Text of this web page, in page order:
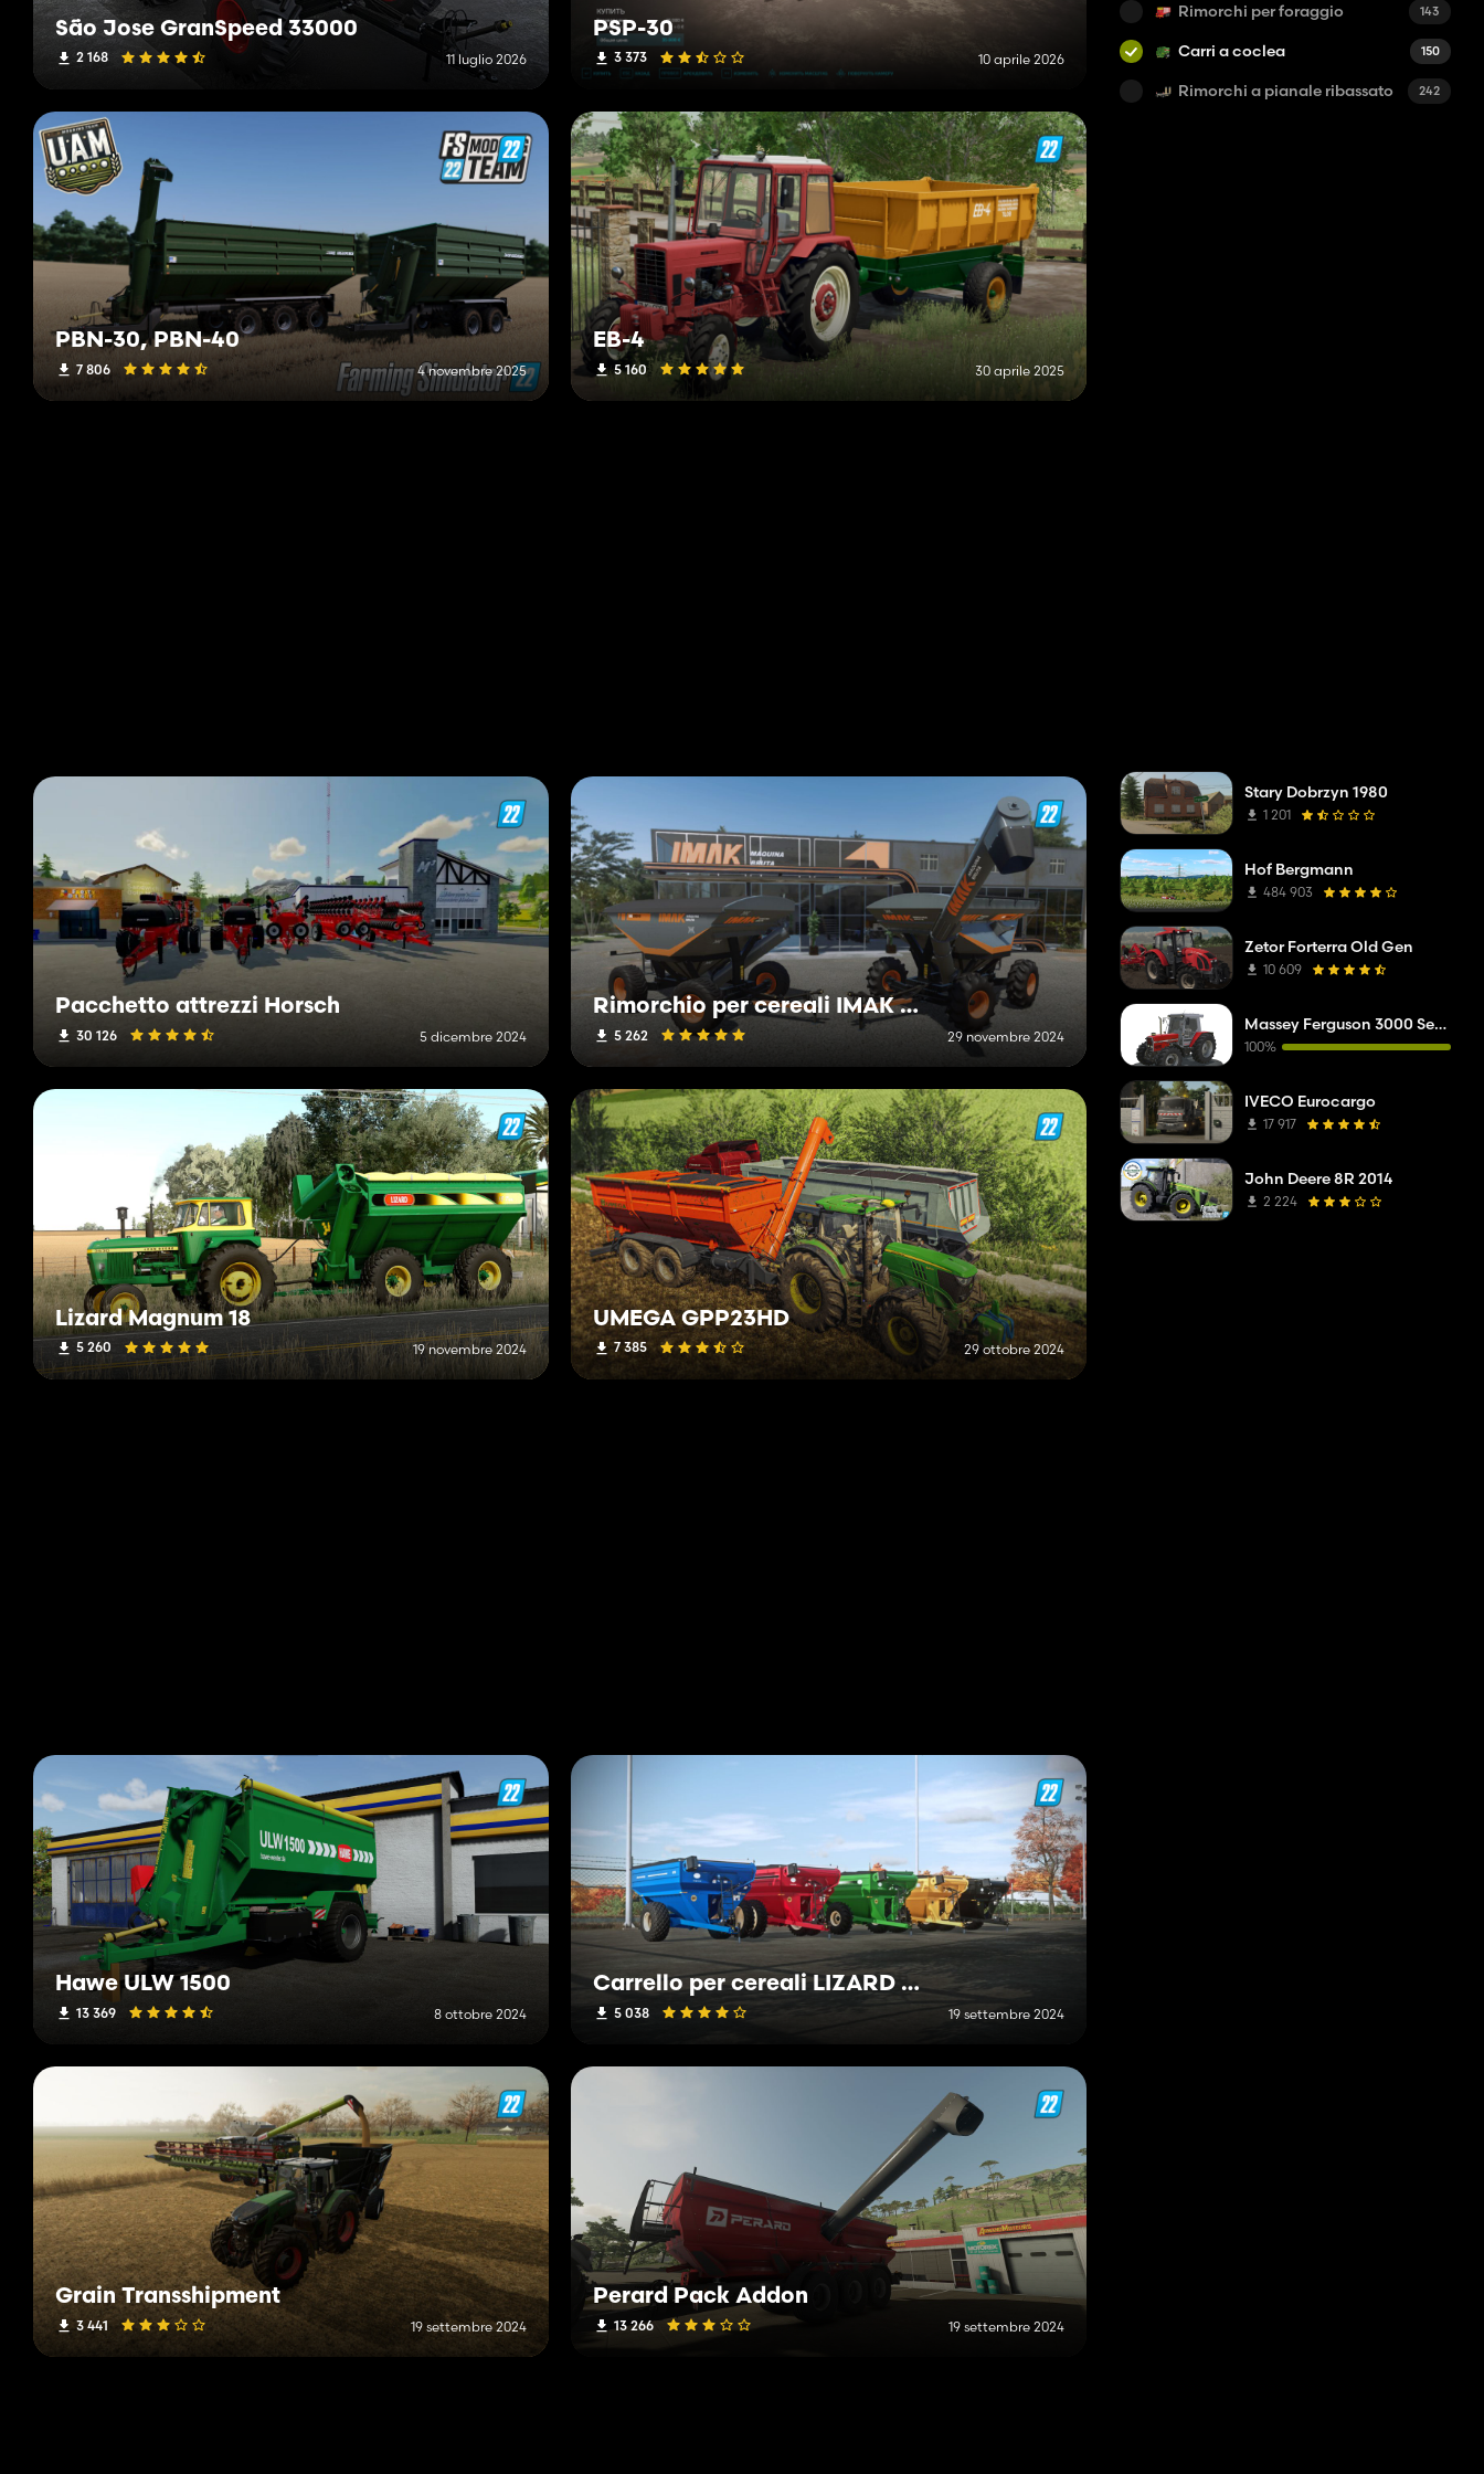
São Jose GranSpeed 33000
2 168 11 luglio 2026
PSP-30
3 373 10 aprile 2026
PBN-30, PBN-40
7 806 4 novembre 2025
EB-4
5 160 30 aprile 2025
Pacchetto attrezzi Horsch
30 126 5 dicembre 2024
Rimorchio per cereali IMAK CG 28500
5 262 29 novembre 2024
Lizard Magnum 18
5 260 19 novembre 2024
UMEGA GPP23HD
7 385 29 ottobre 2024
Hawe ULW 1500
13 369 8 ottobre 2024
Carrello per cereali LIZARD 875
5 038 19 settembre 2024
Grain Transshipment
3 441 19 settembre 2024
Perard Pack Addon
13 266 19 settembre 2024
Rimorchi per foraggio 143
Carri a coclea 150
Rimorchi a pianale ribassato 242
Stary Dobrzyn 1980
1 201
Hof Bergmann
484 903
Zetor Forterra Old Gen
10 609
Massey Ferguson 3000 Series
100%
IVECO Eurocargo
17 917
John Deere 8R 2014
2 224